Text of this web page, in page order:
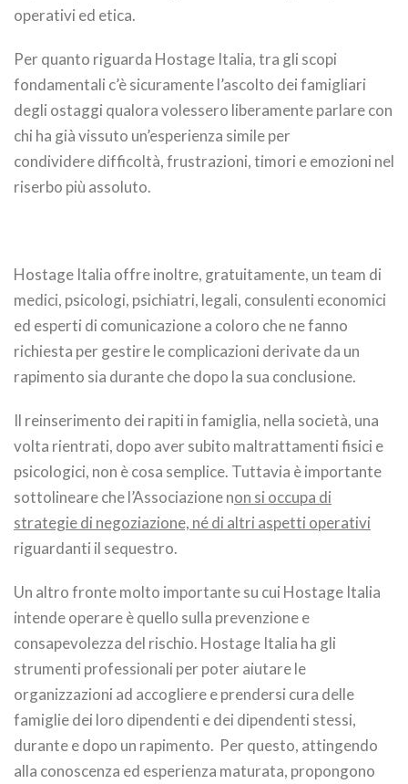
operativi ed etica.
Per quanto riguarda Hostage Italia, tra gli scopi
fondamentali c’è sicuramente l’ascolto dei famigliari
degli ostaggi qualora volessero liberamente parlare con
chi ha già vissuto un’esperienza simile per
condividere difficoltà, frustrazioni, timori e emozioni nel
riserbo più assoluto.
Hostage Italia offre inoltre, gratuitamente, un team di
medici, psicologi, psichiatri, legali, consulenti economici
ed esperti di comunicazione a coloro che ne fanno
richiesta per gestire le complicazioni derivate da un
rapimento sia durante che dopo la sua conclusione.
Il reinserimento dei rapiti in famiglia, nella società, una
volta rientrati, dopo aver subito maltrattamenti fisici e
psicologici, non è cosa semplice. Tuttavia è importante
sottolineare che l’Associazione non si occupa di
strategie di negoziazione, né di altri aspetti operativi
riguardanti il sequestro.
Un altro fronte molto importante su cui Hostage Italia
intende operare è quello sulla prevenzione e
consapevolezza del rischio. Hostage Italia ha gli
strumenti professionali per poter aiutare le
organizzazioni ad accogliere e prendersi cura delle
famiglie dei loro dipendenti e dei dipendenti stessi,
durante e dopo un rapimento. Per questo, attingendo
alla conoscenza ed esperienza maturata, propongono